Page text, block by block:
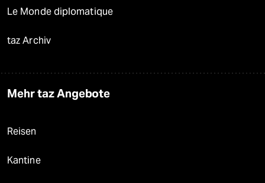
Le Monde diplomatique
taz Archiv
Mehr taz Angebote
Reisen
Kantine